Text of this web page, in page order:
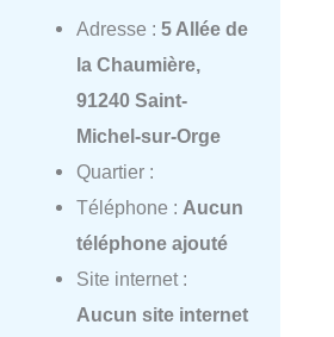
Adresse : 5 Allée de
la Chaumière,
91240 Saint-
Michel-sur-Orge
Quartier :
Téléphone : Aucun
téléphone ajouté
Site internet :
Aucun site internet